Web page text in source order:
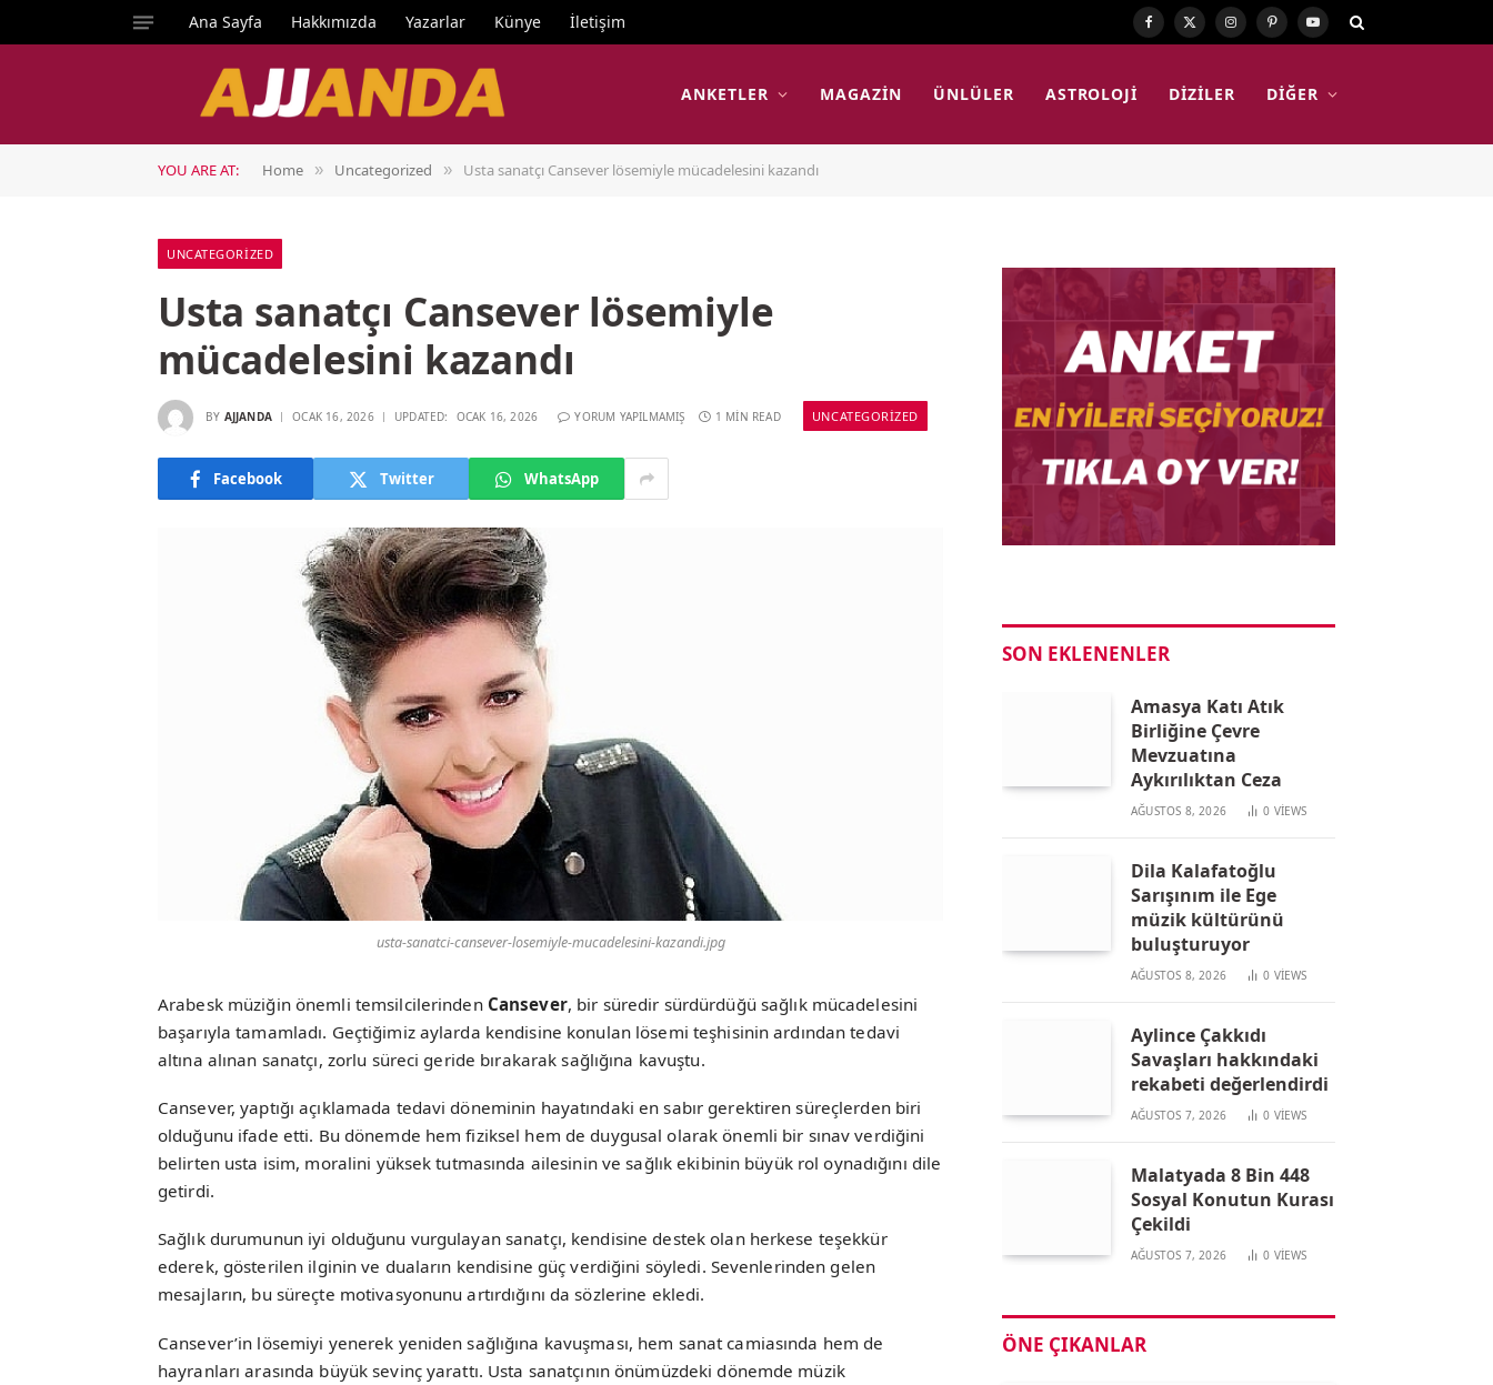
Ana Sayfa Hakkımızda Yazarlar Künye İletişim Facebook
X
Instagram
PinterestYouTube
ANKETLER MAGAZIN ÜNLÜLER ASTROLOJI DIZILER DIĞER
YOU ARE AT: Home » Uncategorized » Usta sanatçı Cansever lösemiyle mücadelesini kazandı
UNCATEGORIZED
Usta sanatçı Cansever lösemiyle
mücadelesini kazandı
BY AJJANDA OCAK 16, 2026 UPDATED: OCAK 16, 2026 YORUM YAPILMAMIŞ 1 MIN READ UNCATEGORIZED
Facebook Twitter WhatsApp
usta-sanatci-cansever-losemiyle-mucadelesini-kazandi.jpg
Arabesk müziğin önemli temsilcilerinden Cansever, bir süredir sürdürdüğü sağlık mücadelesini
başarıyla tamamladı. Geçtiğimiz aylarda kendisine konulan lösemi teşhisinin ardından tedavi
altına alınan sanatçı, zorlu süreci geride bırakarak sağlığına kavuştu.
Cansever, yaptığı açıklamada tedavi döneminin hayatındaki en sabır gerektiren süreçlerden biri
olduğunu ifade etti. Bu dönemde hem fiziksel hem de duygusal olarak önemli bir sınav verdiğini
belirten usta isim, moralini yüksek tutmasında ailesinin ve sağlık ekibinin büyük rol oynadığını dile
getirdi.
Sağlık durumunun iyi olduğunu vurgulayan sanatçı, kendisine destek olan herkese teşekkür
ederek, gösterilen ilginin ve duaların kendisine güç verdiğini söyledi. Sevenlerinden gelen
mesajların, bu süreçte motivasyonunu artırdığını da sözlerine ekledi.
Cansever’in lösemiyi yenerek yeniden sağlığına kavuşması, hem sanat camiasında hem de
hayranları arasında büyük sevinç yarattı. Usta sanatçının önümüzdeki dönemde müzik
SON EKLENENLER
Amasya Katı Atık
Birliğine Çevre
Mevzuatına
Aykırılıktan Ceza
AĞUSTOS 8, 2026 0 VIEWS
Dila Kalafatoğlu
Sarışınım ile Ege
müzik kültürünü
buluşturuyor
AĞUSTOS 8, 2026 0 VIEWS
Aylince Çakkıdı
Savaşları hakkındaki
rekabeti değerlendirdi
AĞUSTOS 7, 2026 0 VIEWS
Malatyada 8 Bin 448
Sosyal Konutun Kurası
Çekildi
AĞUSTOS 7, 2026 0 VIEWS
ÖNE ÇIKANLAR